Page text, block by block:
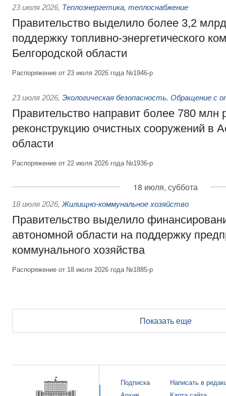
23 июля 2026, Теплоэнергетика, теплоснабжение
Правительство выделило более 3,2
поддержку топливно-энергетического
Белгородской области
Распоряжение от 23 июля 2026 года №1946-р
23 июля 2026, Экологическая безопасность. Обращение с
Правительство направит более 780 млн
реконструкцию очистных сооружений в
области
Распоряжение от 22 июля 2026 года №1936-р
18 июля, суббота
18 июля 2026, Жилищно-коммунальное хозяйство
Правительство выделило
автономной области на поддержку
коммунального хозяйства
Распоряжение от 18 июля 2026 года №1885-р
Показать еще
Подписка
Написать в